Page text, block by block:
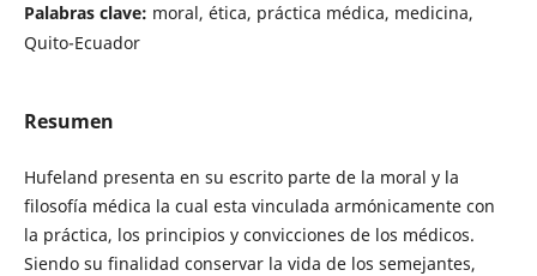
Palabras clave: moral, ética, práctica médica, medicina,
Quito-Ecuador
Resumen
Hufeland presenta en su escrito parte de la moral y la
filosofía médica la cual esta vinculada armónicamente con
la práctica, los principios y convicciones de los médicos.
Siendo su finalidad conservar la vida de los semejantes,